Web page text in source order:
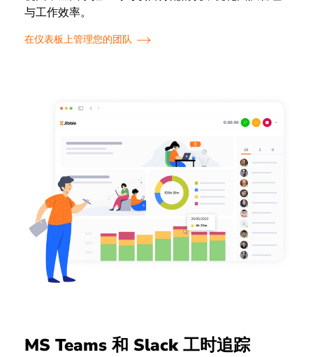
与工作效率。
在仪表板上管理您的团队
MS Teams 和 Slack 工时追踪